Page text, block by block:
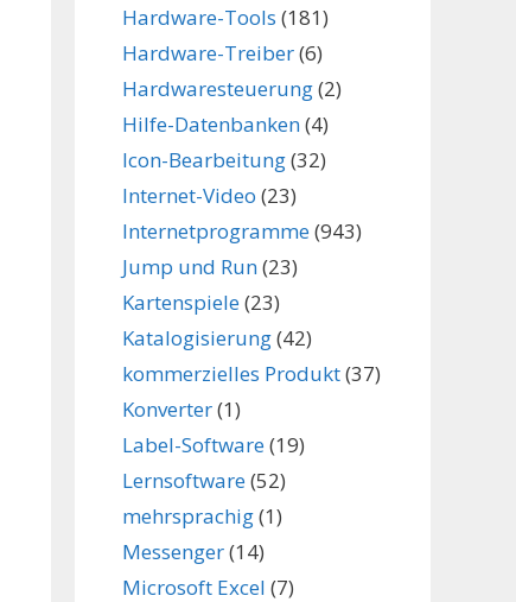
Hardware-Tools (181)
Hardware-Treiber(6)
Hardwaresteuerung(2)
Hilfe-Datenbanken(4)
Icon-Bearbeitung(32)
Internet-Video (23)
Internetprogramme(943)
Jump und Run(23)
Kartenspiele(23)
Katalogisierung(42)
kommerzielles Produkt(37)
Konverter(1)
Label-Software(19)
Lernsoftware(52)
mehrsprachig(1)
Messenger(14)
Microsoft Excel (7)